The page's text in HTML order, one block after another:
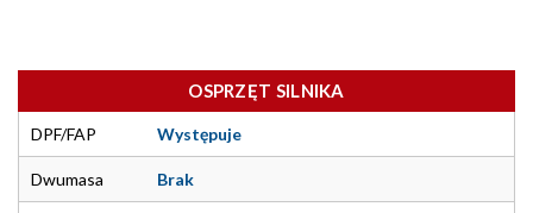
OSPRZĘT SILNIKA
DPF/FAP Występuje
Dwumasa Brak